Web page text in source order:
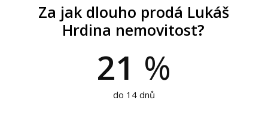
Za jak dlouho prodá Lukáš
Hrdina nemovitost?
21 %
do 14 dnů